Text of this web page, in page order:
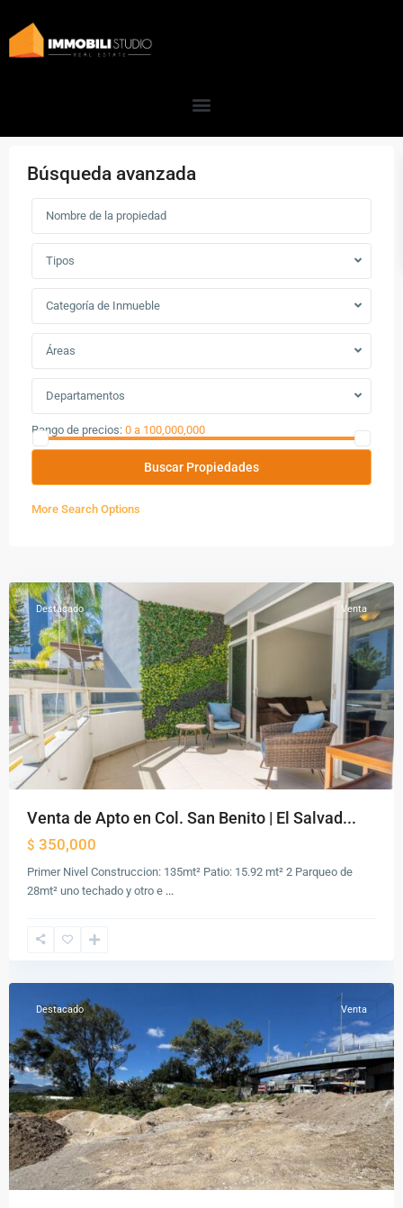
Búsqueda avanzada
Tipos
Categoría de Inmueble
Áreas
Departamentos
Rango de precios: 0 a 100,000,000
Buscar Propiedades
More Search Options
Destacado Venta
Venta de Apto en Col. San Benito | El Salvad...
$ 350,000
Primer Nivel Construccion: 135mt² Patio: 15.92 mt² 2 Parqueo de
28mt² uno techado y otro e ...
de
Destacado Venta